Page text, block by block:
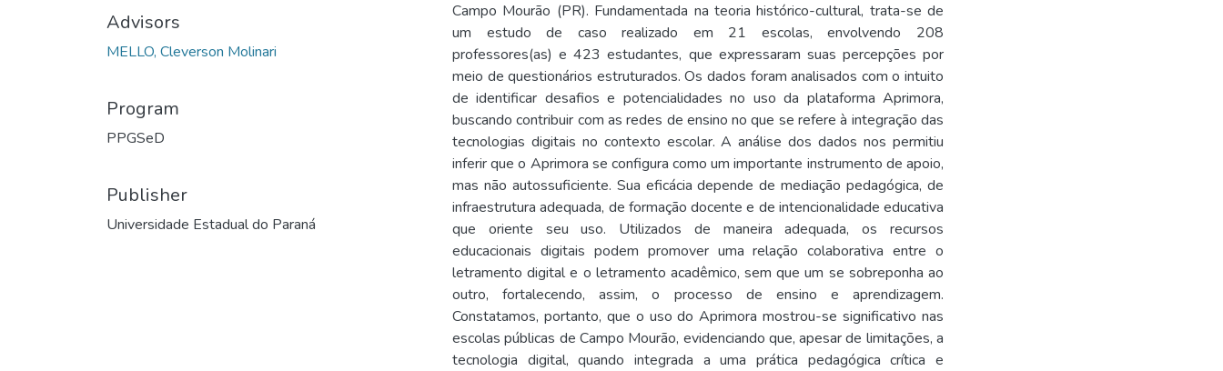
Advisors
MELLO, Cleverson Molinari
Program
PPGSeD
Publisher
Universidade Estadual do Paraná
Campo Mourão (PR). Fundamentada na teoria histórico-cultural, trata-se de
um estudo de caso realizado em 21 escolas, envolvendo 208
professores(as) e 423 estudantes, que expressaram suas percepções por
meio de questionários estruturados. Os dados foram analisados com o intuito
de identificar desafios e potencialidades no uso da plataforma Aprimora,
buscando contribuir com as redes de ensino no que se refere à integração das
tecnologias digitais no contexto escolar. A análise dos dados nos permitiu
inferir que o Aprimora se configura como um importante instrumento de apoio,
mas não autossuficiente. Sua eficácia depende de mediação pedagógica, de
infraestrutura adequada, de formação docente e de intencionalidade educativa
que oriente seu uso. Utilizados de maneira adequada, os recursos
educacionais digitais podem promover uma relação colaborativa entre o
letramento digital e o letramento acadêmico, sem que um se sobreponha ao
outro, fortalecendo, assim, o processo de ensino e aprendizagem.
Constatamos, portanto, que o uso do Aprimora mostrou-se significativo nas
escolas públicas de Campo Mourão, evidenciando que, apesar de limitações, a
tecnologia digital, quando integrada a uma prática pedagógica crítica e